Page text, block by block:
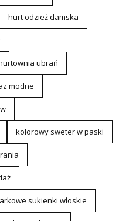
hurt odzież damska
ubrań
modne
kolorowy sweter w paski
sukienki włoskie